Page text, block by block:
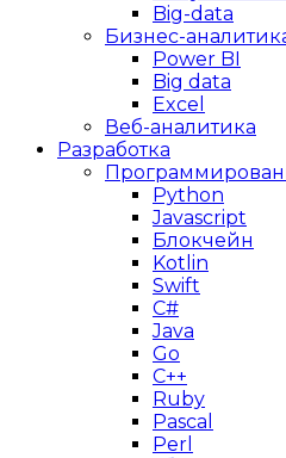
Big-data
Бизнес-
Power BI
Big data
Excel
Веб-аналитика
Разработка
Python
Javascript
Блокчейн
Kotlin
Swift
C#
Java
Go
C++
Ruby
Pascal
Perl